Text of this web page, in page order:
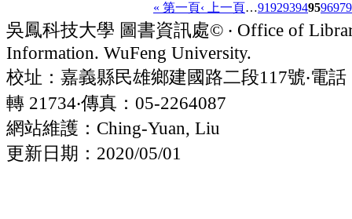
« 第一頁‹ 上一頁…91929394959697
吳鳳科技大學 圖書資訊處© ‧ Office of
Information. WuFeng University.
校址：嘉義縣民雄鄉建國路二段117號‧電話
轉 21734‧傳真：05-2264087
網站維護：Ching-Yuan, Liu
更新日期：2020/05/01